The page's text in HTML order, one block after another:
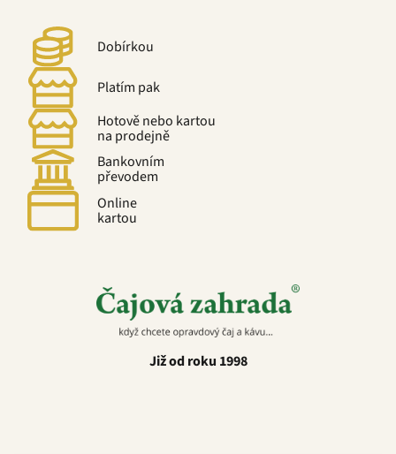
Dobírkou
Platím pak
Hotově nebo kartou
na prodejně
Bankovním
převodem
Online
kartou
Již od roku 1998